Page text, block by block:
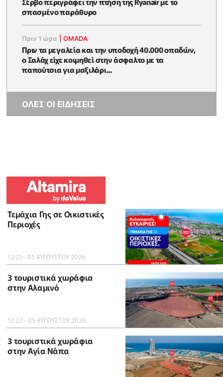
σπασμένο παράθυρο
Πριν 1 ώρα |OMADA
Πριν τα μεγαλεία και την υποδοχή 40.000 οπαδών,
ο Σαλάχ είχε κοιμηθεί στην άσφαλτο με τα
παπούτσια για μαξιλάρι...
ΟΛΕΣ ΟΙ ΕΙΔΗΣΕΙΣ
Τεμάχια Γης σε Οικιστικές
Περιοχές
12:21 - 05 ΑΥΓΟΥΣΤΟΥ 2026
3 τουριστικά χωράφια
στην Αλαμινό
12:22 - 05 ΑΥΓΟΥΣΤΟΥ 2026
3 τουριστικά χωράφια
στην Αγία Νάπα